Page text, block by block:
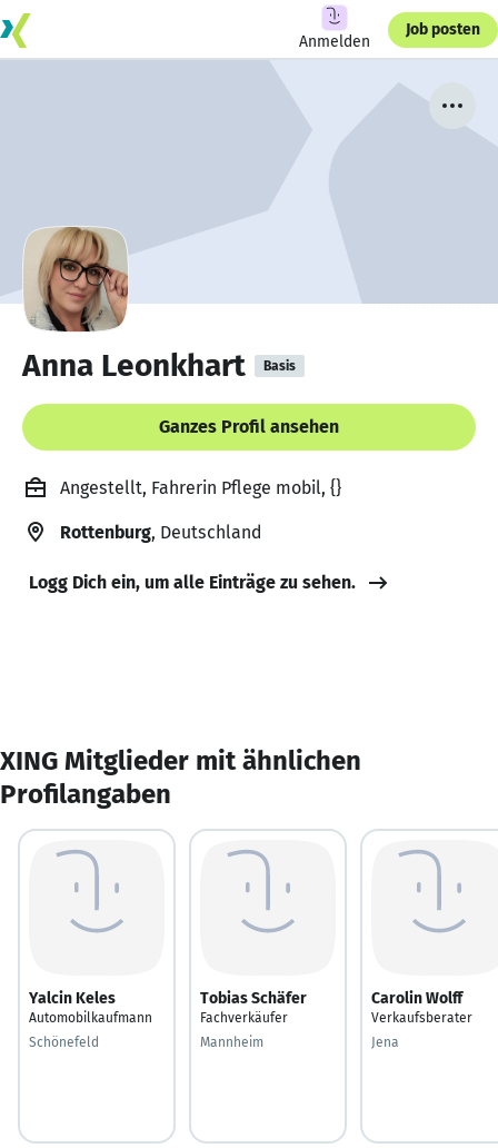
Anmelden
Job posten
Anna Leonkhart Basis
Ganzes Profil ansehen
Angestellt, Fahrerin Pflege mobil, {}
Rottenburg, Deutschland
Logg Dich ein, um alle Einträge zu sehen.
XING Mitglieder mit ähnlichen
Profilangaben
Yalcin Keles
Automobilkaufmann
Schönefeld
Tobias Schäfer
Fachverkäufer
Mannheim
Carolin Wolff
Verkaufsberater
Jena